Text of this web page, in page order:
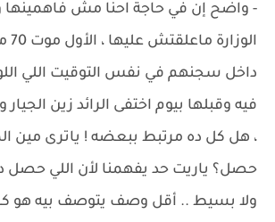
- واضح إن في حاجة احنا مش فاهمينها
داخل سجنهم في نفس التوقيت اللي
فيه وقبلها بيوم اختفى الرائد زين
، هل كل ده مرتبط ببعضه ! ياترى مين
حصل؟ ياريت حد يفهمنا لأن اللي
ولا بسيط .. أقل وصف يتوصف بيه هو